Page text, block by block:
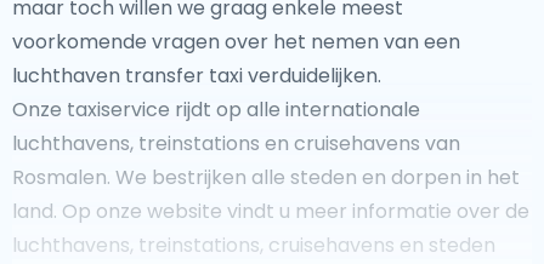
maar toch willen we graag enkele meest
voorkomende vragen over het nemen van een
luchthaven transfer taxi verduidelijken.
Onze taxiservice rijdt op alle internationale
luchthavens, treinstations en cruisehavens van
Rosmalen. We bestrijken alle steden en dorpen in het
land. Op onze website vindt u meer informatie over de
luchthavens, treinstations, cruisehavens en steden